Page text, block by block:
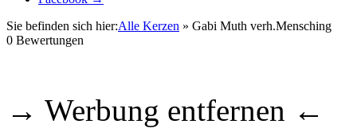
Sie befinden sich hier:Alle Kerzen » Gabi Muth verh.Mensching
0 Bewertungen
→ Werbung entfernen ←